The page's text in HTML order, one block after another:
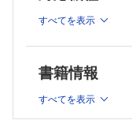
1 効率的な調べ方っ
2 次にすることって
える～
診断がついたら，次
2 今日もまた看護
ュニケーション～
い…／看護師さ
重視・優先して
ぐ ～病棟指示／
ツは？
すべてを表示
書籍情報
すべてを表示